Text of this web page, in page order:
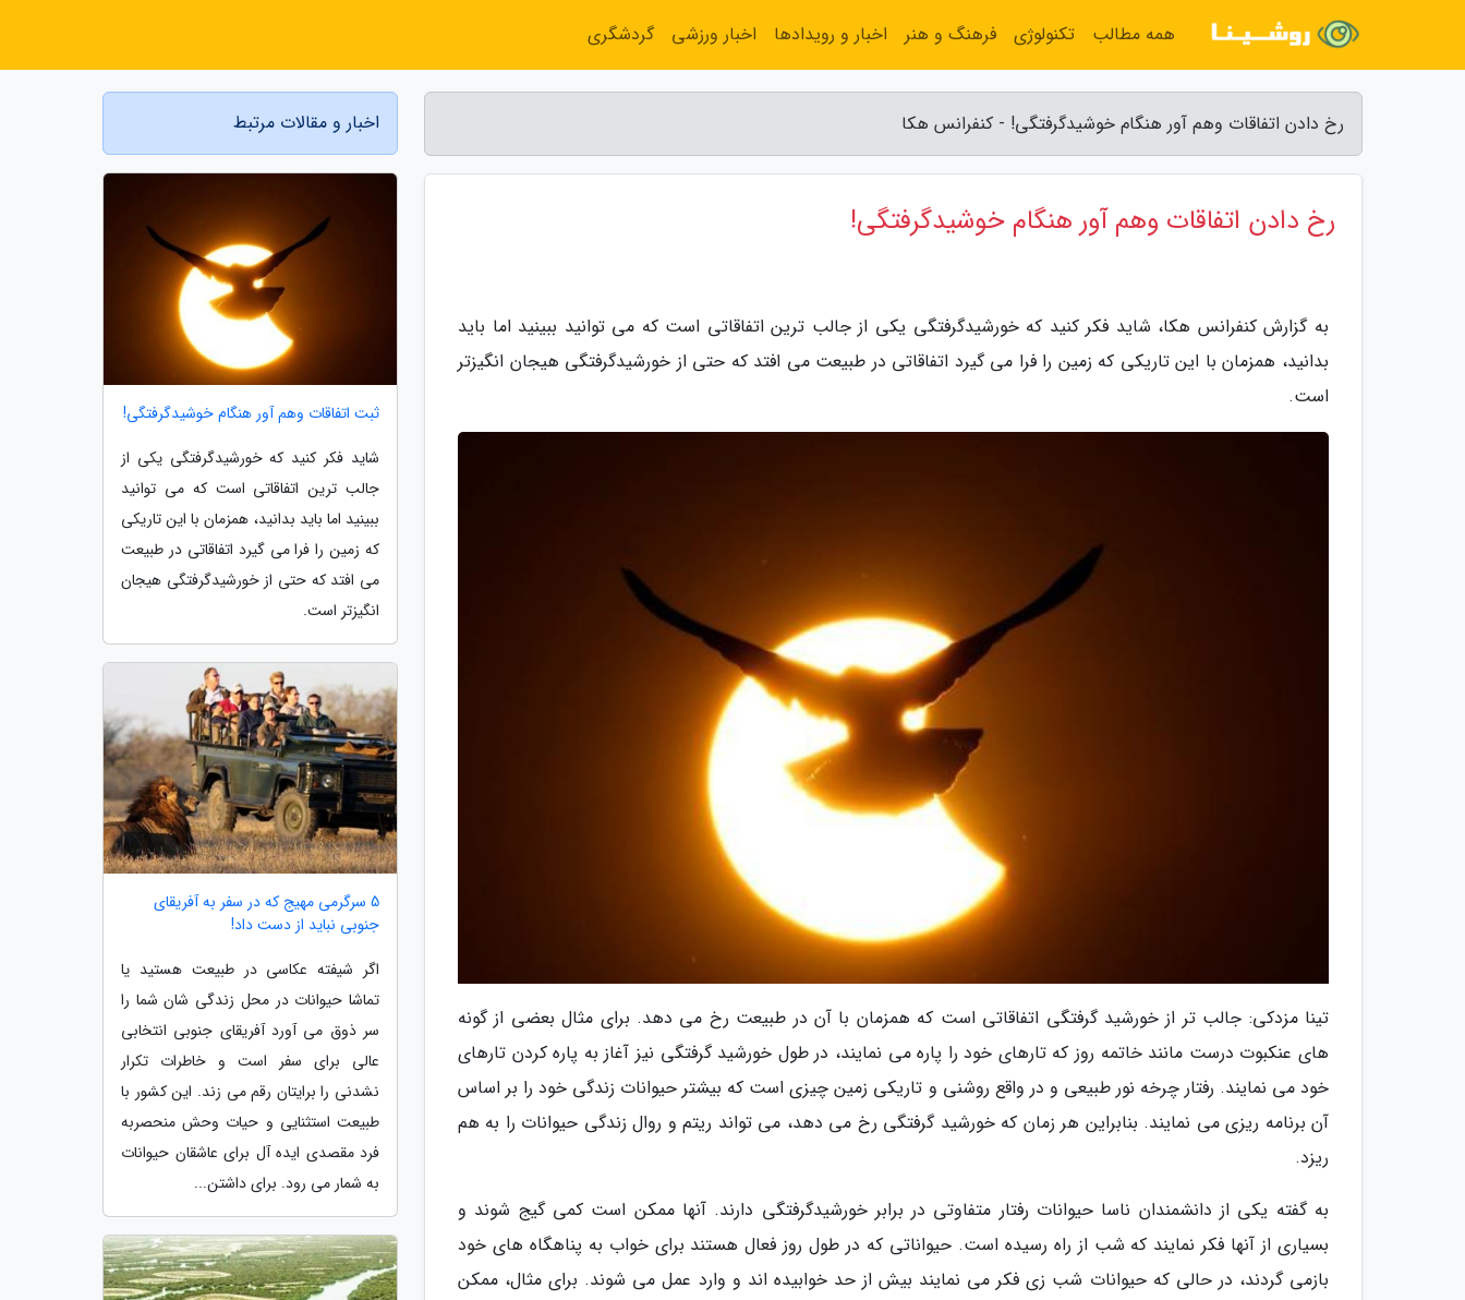
رخ دادن اتفاقات وهم آور هنگام خوشیدگرفتگی! - کنفرانس هکا
رخ دادن اتفاقات وهم آور هنگام خوشیدگرفتگی!
به گزارش کنفرانس هکا، شاید فکر کنید که خورشیدگرفتگی یکی از جالب ترین اتفاقاتی است که می توانید ببینید اما باید
بدانید، همزمان با این تاریکی که زمین را فرا می گیرد اتفاقاتی در طبیعت می افتد که حتی از خورشیدگرفتگی هیجان انگیزتر
است.
تینا مزدکی: جالب تر از خورشید گرفتگی اتفاقاتی است که همزمان با آن در طبیعت رخ می دهد. برای مثال بعضی از گونه
های عنکبوت درست مانند خاتمه روز که تارهای خود را پاره می نمایند، در طول خورشید گرفتگی نیز آغاز به پاره کردن تارهای
خود می نمایند. رفتار چرخه نور طبیعی و در واقع روشنی و تاریکی زمین چیزی است که بیشتر حیوانات زندگی خود را بر اساس
آن برنامه ریزی می نمایند. بنابراین هر زمان که خورشید گرفتگی رخ می دهد، می تواند ریتم و روال زندگی حیوانات را به هم
ریزد.
به گفته یکی از دانشمندان ناسا حیوانات رفتار متفاوتی در برابر خورشیدگرفتگی دارند. آنها ممکن است کمی گیج شوند و
بسیاری از آنها فکر نمایند که شب از راه رسیده است. حیواناتی که در طول روز فعال هستند برای خواب به پناهگاه های خود
بازمی گردند، در حالی که حیوانات شب زی فکر می نمایند بیش از حد خوابیده اند و وارد عمل می شوند. برای مثال، ممکن
اخبار و مقالات مرتبط
ثبت اتفاقات وهم آور هنگام خوشیدگرفتگی!
شاید فکر کنید که خورشیدگرفتگی یکی از
جالب ترین اتفاقاتی است که می توانید
ببینید اما باید بدانید، همزمان با این تاریکی
که زمین را فرا می گیرد اتفاقاتی در طبیعت
می افتد که حتی از خورشیدگرفتگی هیجان
انگیزتر است.
5 سرگرمی مهیج که در سفر به آفریقای
جنوبی نباید از دست داد!
اگر شیفته عکاسی در طبیعت هستید یا
تماشا حیوانات در محل زندگی شان شما را
سر ذوق می آورد آفریقای جنوبی انتخابی
عالی برای سفر است و خاطرات تکرار
نشدنی را برایتان رقم می زند. این کشور با
طبیعت استثنایی و حیات وحش منحصربه
فرد مقصدی ایده آل برای عاشقان حیوانات
به شمار می رود. برای داشتن...
همه مطالب تکنولوژی فرهنگ و هنر اخبار و رویدادها اخبار ورزشی گردشگری